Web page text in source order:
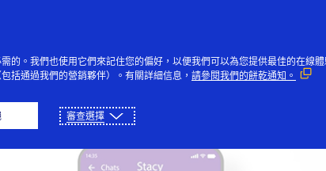
Apps
的。我們也使用它們來記住您的偏好，以便我們可以為您提供最佳的在線
括通過我們的營銷夥伴）。有關詳細信息， 請參閱我們的餅乾通知。
審查選擇